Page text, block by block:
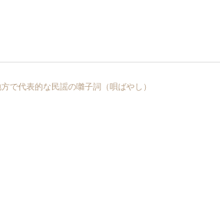
で代表的な民謡の囃子詞（唄ばやし）